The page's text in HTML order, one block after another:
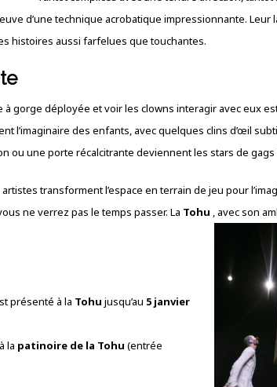
d’une technique acrobatique impressionnante. Leur
histoires aussi farfelues que touchantes.
gorge déployée et voir les clowns interagir avec eux
l’imaginaire des enfants, avec quelques clins d’œil
ou une porte récalcitrante deviennent les stars de
transforment l’espace en terrain de jeu pour
ne verrez pas le temps passer. La Tohu , avec son
présenté à la Tohu jusqu’au 5 janvier
la patinoire de la Tohu (entrée